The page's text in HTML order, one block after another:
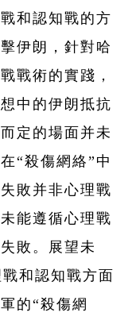
和認知戰的方
伊朗，針對哈
戰術的實踐，
中的伊朗抵抗
定的場面并未
“殺傷網絡”中
敗并非心理戰
能遵循心理戰
敗。展望未
和認知戰方面
的“殺傷網